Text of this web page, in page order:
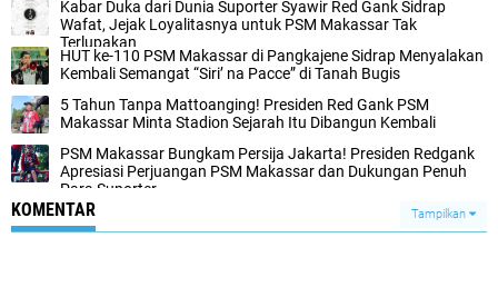
Kabar Duka dari Dunia Suporter Syawir Red Gank Sidrap
Wafat, Jejak Loyalitasnya untuk PSM Makassar Tak
Terlupakan
HUT ke-110 PSM Makassar di Pangkajene Sidrap Menyalakan
Kembali Semangat “Siri’ na Pacce” di Tanah Bugis
5 Tahun Tanpa Mattoanging! Presiden Red Gank PSM
Makassar Minta Stadion Sejarah Itu Dibangun Kembali
PSM Makassar Bungkam Persija Jakarta! Presiden Redgank
Apresiasi Perjuangan PSM Makassar dan Dukungan Penuh
Para Suporter
KOMENTAR Tampilkan